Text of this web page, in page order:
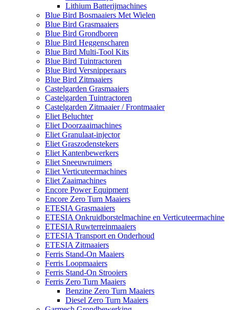
Lithium Batterijmachines
Blue Bird Bosmaaiers Met Wielen
Blue Bird Grasmaaiers
Blue Bird Grondboren
Blue Bird Heggenscharen
Blue Bird Multi-Tool Kits
Blue Bird Tuintractoren
Blue Bird Versnipperaars
Blue Bird Zitmaaiers
Castelgarden Grasmaaiers
Castelgarden Tuintractoren
Castelgarden Zitmaaier / Frontmaaier
Eliet Beluchter
Eliet Doorzaaimachines
Eliet Granulaat-injector
Eliet Graszodenstekers
Eliet Kantenbewerkers
Eliet Sneeuwruimers
Eliet Verticuteermachines
Eliet Zaaimachines
Encore Power Equipment
Encore Zero Turn Maaiers
ETESIA Grasmaaiers
ETESIA Onkruidborstelmachine en Verticuteermachine
ETESIA Ruwterreinmaaiers
ETESIA Transport en Onderhoud
ETESIA Zitmaaiers
Ferris Stand-On Maaiers
Ferris Loopmaaiers
Ferris Stand-On Strooiers
Ferris Zero Turn Maaiers
Benzine Zero Turn Maaiers
Diesel Zero Turn Maaiers